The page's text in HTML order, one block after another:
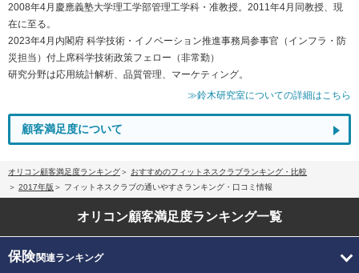
2008年4月慶應義塾大学理工学部管理工学科・准教授。2011年4月同教授、現
在に至る。
2023年4月内閣府 科学技術・イノベーション推進事務局参事官（インフラ・防
災担当）付上席科学技術政策フェロー（非常勤）
研究分野は応用統計解析、品質管理、マーケティング。
≫鈴木研究室についての詳細はこちら
顧客満足度について
オリコン顧客満足度ランキング
おすすめのフィットネスクラブランキング・比較
2017年版
フィットネスクラブの通いやすさランキング・口コミ情報
オリコン顧客満足度ランキング一覧
保険関連ランキング